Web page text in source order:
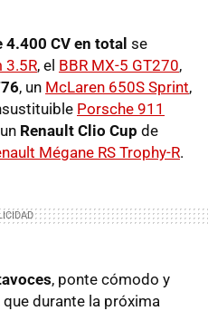
4.400 CV en total se
3.5R, el BBR MX-5 GT270,
, un McLaren 650S Sprint,
Porsche 911
Renault Clio Cup de
Mégane RS Trophy-R.
, ponte cómodo y
durante la próxima